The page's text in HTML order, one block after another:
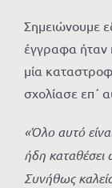
Σημειώνουμε
έγγραφα ήταν
μία
σχολίασε επ΄
«Όλο αυτό
ήδη καταθέσει
Συνήθως